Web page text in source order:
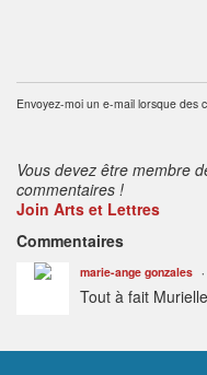
Envoyez-moi un e-mail lorsque des
Vous devez être membre
commentaires !
Join Arts et Lettres
Commentaires
marie-ange gonzales
Tout à fait